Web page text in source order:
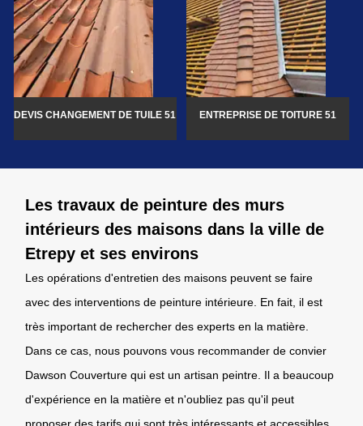
DEVIS CHANGEMENT DE TUILE 51 ENTREPRISE DE TOITURE 51
Les travaux de peinture des murs
intérieurs des maisons dans la ville de
Etrepy et ses environs
Les opérations d'entretien des maisons peuvent se faire
avec des interventions de peinture intérieure. En fait, il est
très important de rechercher des experts en la matière.
Dans ce cas, nous pouvons vous recommander de convier
Dawson Couverture qui est un artisan peintre. Il a beaucoup
d'expérience en la matière et n'oubliez pas qu'il peut
proposer des tarifs qui sont très intéressants et accessibles